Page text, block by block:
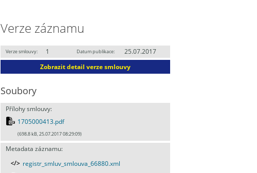
Verze záznamu
Verze smlouvy: 1 Datum publikace:
25.07.2017
Zobrazit detail verze smlouvy
Soubory
Přílohy smlouvy:
1705000413.pdf
(698.8 kB, 25.07.2017 08:29:09)
Metadata záznamu:
registr_smluv_smlouva_66880.xml